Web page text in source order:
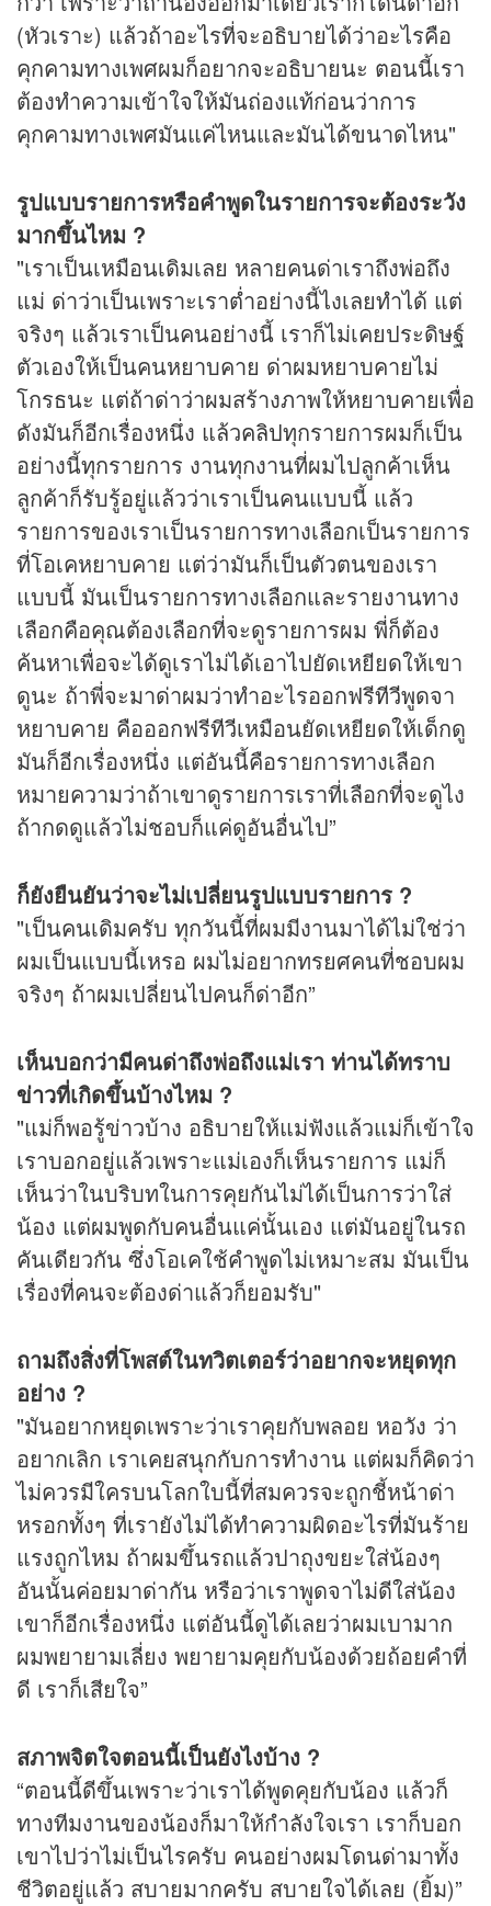
(หัวเราะ) แล้วถ้าอะไรที่จะอธิบายได้ว่าอะไรคือ
คุกคามทางเพศผมก็อยากจะอธิบายนะ ตอนนี้เรา
ต้องทำความเข้าใจให้มันถ่องแท้ก่อนว่าการ
คุกคามทางเพศมันแค่ไหนและมันได้ขนาดไหน"
รูปแบบรายการหรือคำพูดในรายการจะต้องระวัง
มากขึ้นไหม ?
"เราเป็นเหมือนเดิมเลย หลายคนด่าเราถึงพ่อถึง
แม่ ด่าว่าเป็นเพราะเราต่ำอย่างนี้ไงเลยทำได้ แต่
จริงๆ แล้วเราเป็นคนอย่างนี้ เราก็ไม่เคยประดิษฐ์
ตัวเองให้เป็นคนหยาบคาย ด่าผมหยาบคายไม่
โกรธนะ แต่ถ้าด่าว่าผมสร้างภาพให้หยาบคายเพื่อ
ดังมันก็อีกเรื่องหนึ่ง แล้วคลิปทุกรายการผมก็เป็น
อย่างนี้ทุกรายการ งานทุกงานที่ผมไปลูกค้าเห็น
ลูกค้าก็รับรู้อยู่แล้วว่าเราเป็นคนแบบนี้ แล้ว
รายการของเราเป็นรายการทางเลือกเป็นรายการ
ที่โอเคหยาบคาย แต่ว่ามันก็เป็นตัวตนของเรา
แบบนี้ มันเป็นรายการทางเลือกและรายงานทาง
เลือกคือคุณต้องเลือกที่จะดูรายการผม พี่ก็ต้อง
ค้นหาเพื่อจะได้ดูเราไม่ได้เอาไปยัดเหยียดให้เขา
ดูนะ ถ้าพี่จะมาด่าผมว่าทำอะไรออกฟรีทีวีพูดจา
หยาบคาย คือออกฟรีทีวีเหมือนยัดเหยียดให้เด็กดู
มันก็อีกเรื่องหนึ่ง แต่อันนี้คือรายการทางเลือก
หมายความว่าถ้าเขาดูรายการเราที่เลือกที่จะดูไง
ถ้ากดดูแล้วไม่ชอบก็แค่ดูอันอื่นไป”
ก็ยังยืนยันว่าจะไม่เปลี่ยนรูปแบบรายการ ?
"เป็นคนเดิมครับ ทุกวันนี้ที่ผมมีงานมาได้ไม่ใช่ว่า
ผมเป็นแบบนี้เหรอ ผมไม่อยากทรยศคนที่ชอบผม
จริงๆ ถ้าผมเปลี่ยนไปคนก็ด่าอีก”
เห็นบอกว่ามีคนด่าถึงพ่อถึงแม่เรา ท่านได้ทราบ
ข่าวที่เกิดขึ้นบ้างไหม ?
"แม่ก็พอรู้ข่าวบ้าง อธิบายให้แม่ฟังแล้วแม่ก็เข้าใจ
เราบอกอยู่แล้วเพราะแม่เองก็เห็นรายการ แม่ก็
เห็นว่าในบริบทในการคุยกันไม่ได้เป็นการว่าใส่
น้อง แต่ผมพูดกับคนอื่นแค่นั้นเอง แต่มันอยู่ในรถ
คันเดียวกัน ซึ่งโอเคใช้คำพูดไม่เหมาะสม มันเป็น
เรื่องที่คนจะต้องด่าแล้วก็ยอมรับ"
ถามถึงสิ่งที่โพสต์ในทวิตเตอร์ว่าอยากจะหยุดทุก
อย่าง ?
"มันอยากหยุดเพราะว่าเราคุยกับพลอย หอวัง ว่า
อยากเลิก เราเคยสนุกกับการทำงาน แต่ผมก็คิดว่า
ไม่ควรมีใครบนโลกใบนี้ที่สมควรจะถูกชี้หน้าด่า
หรอกทั้งๆ ที่เรายังไม่ได้ทำความผิดอะไรที่มันร้าย
แรงถูกไหม ถ้าผมขึ้นรถแล้วปาถุงขยะใส่น้องๆ
อันนั้นค่อยมาด่ากัน หรือว่าเราพูดจาไม่ดีใส่น้อง
เขาก็อีกเรื่องหนึ่ง แต่อันนี้ดูได้เลยว่าผมเบามาก
ผมพยายามเลี่ยง พยายามคุยกับน้องด้วยถ้อยคำที่
ดี เราก็เสียใจ”
สภาพจิตใจตอนนี้เป็นยังไงบ้าง ?
“ตอนนี้ดีขึ้นเพราะว่าเราได้พูดคุยกับน้อง แล้วก็
ทางทีมงานของน้องก็มาให้กำลังใจเรา เราก็บอก
เขาไปว่าไม่เป็นไรครับ คนอย่างผมโดนด่ามาทั้ง
ชีวิตอยู่แล้ว สบายมากครับ สบายใจได้เลย (ยิ้ม)”